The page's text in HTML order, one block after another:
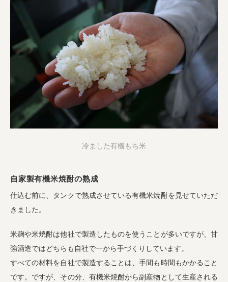
冷ました有機もち米
自家製有機米焼酎の熟成
仕込む前に、タンクで熟成させている有機米焼酎を見せていただ
きました。
米麹や米焼酎は他社で製造したものを使うことが多いですが、甘
強酒造ではどちらも自社で一から手づくりしています。
すべての材料を自社で製造することは、手間も時間もかかること
です。ですが、その分、有機米焼酎から副産物として生産される